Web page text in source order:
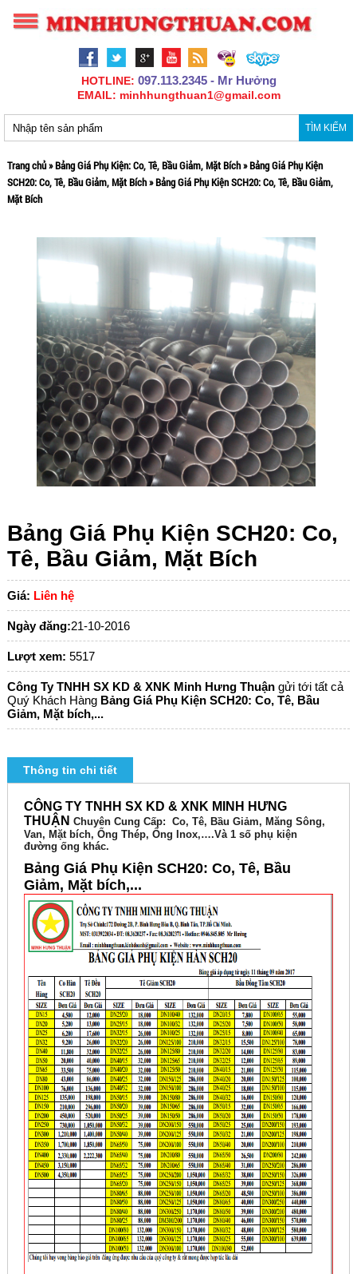
HOTLINE: 097.113.2345 - Mr Hưởng
EMAIL: minhhungthuan1@gmail.com
TÌM KIẾM
Trang chủ»Bảng Giá Phụ Kiện: Co, Tê, Bầu Giảm, Mặt Bích»Bảng Giá Phụ Kiện
SCH20: Co, Tê, Bầu Giảm, Mặt Bích»Bảng Giá Phụ Kiện SCH20: Co, Tê, Bầu Giảm,
Mặt Bích
Bảng Giá Phụ Kiện SCH20: Co,
Tê, Bầu Giảm, Mặt Bích
Giá: Liên hệ
Ngày đăng:21-10-2016
Lượt xem: 5517
Công Ty TNHH SX KD & XNK Minh Hưng Thuận gửi tới tất cả
Quý Khách Hàng Bảng Giá Phụ Kiện SCH20: Co, Tê, Bầu
Giảm, Mặt bích,...
Thông tin chi tiết
CÔNG TY TNHH SX KD & XNK MINH HƯNG
THUẬN ChuyênCung Cấp: Co, Tê, Bầu Giảm, Măng Sông,
Van, Mặt bích, Ống Thép, Ống Inox,….Và 1 số phụ kiện
đường ống khác.
Bảng Giá Phụ Kiện SCH20: Co, Tê, Bầu
Giảm, Mặt bích,...